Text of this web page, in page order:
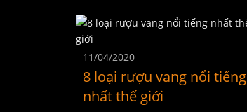
11/04/2020
8 loại rượu vang nổi tiếng
nhất thế giới